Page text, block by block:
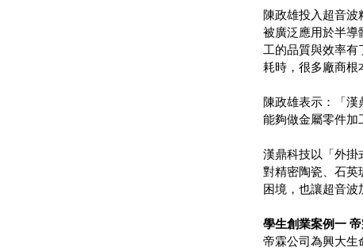
陳政雄投入超音波
被廣泛應用於半導
工的品質與效率
耗時，很多廠商根
陳政雄表示：「漢
能夠做金屬零件加
漢鼎科技以「外掛
對精密陶瓷、石英
困境，也讓超音波
學生創業案例一
帝霖公司為興大生